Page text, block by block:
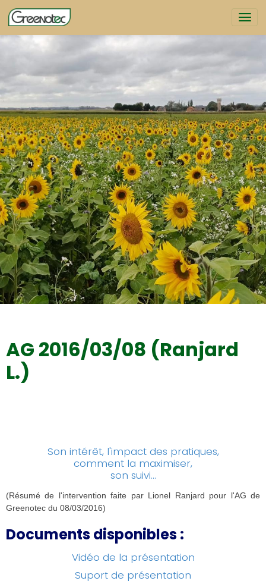
AG 2016/03/08 (Ranjard
L.)
Son intérêt, l'impact des pratiques,
comment la maximiser,
son suivi...
(Résumé de l'intervention faite par Lionel Ranjard pour l'AG de
Greenotec du 08/03/2016)
Documents disponibles :
Vidéo de la présentation
Suport de présentation